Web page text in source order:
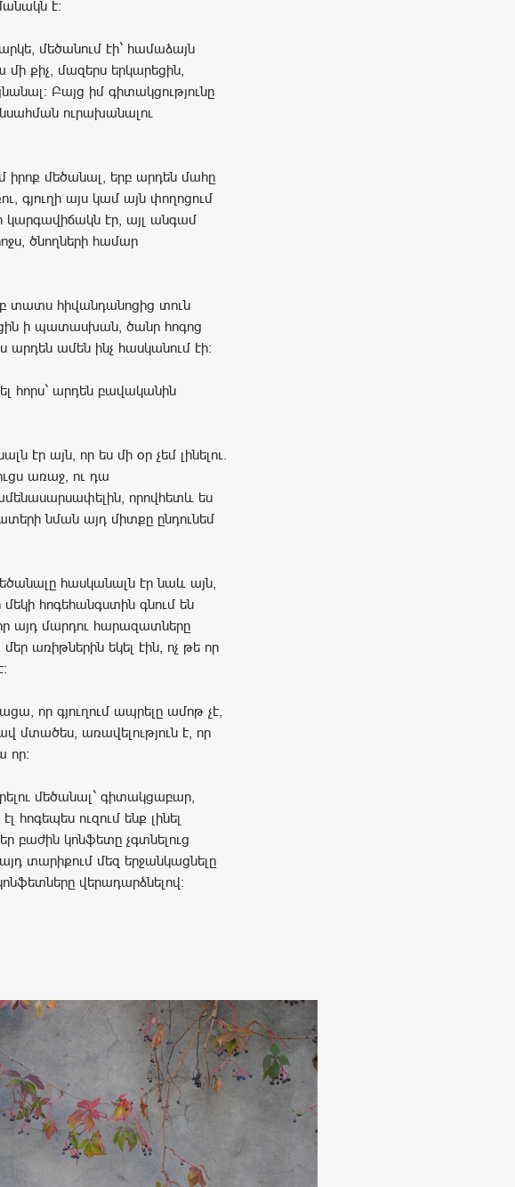
է:
մեծանում էի` համաձայն
մի քիչ, մազերս երկարեցին,
Բայց իմ գիտակցությունը
ուրախանալու
իրոք մեծանալ, երբ արդեն մահը
գյուղի այս կամ այն փողոցում
էր, այլ անգամ
ծնողների համար
տատս հիվանդանոցից տուն
ի պատասխան, ծանր հոգոց
ամեն ինչ հասկանում էի:
հորս` արդեն բավականին
էր այն, որ ես մի օր չեմ լինելու.
առաջ, ու դա
որովհետև ես
նման այդ միտքը ընդունեմ
հասկանալն էր նաև այն,
հոգեհանգստին գնում են
այդ մարդու հարազատները
առիթներին եկել էին, ոչ թե որ
որ գյուղում ապրելը ամոթ չէ,
մտածես, առավելություն է, որ
որ:
մեծանալ` գիտակցաբար,
հոգեպես ուզում ենք լինել
բաժին կոնֆետը չգտնելուց
տարիքում մեզ երջանկացնելը
վերադարձնելով: